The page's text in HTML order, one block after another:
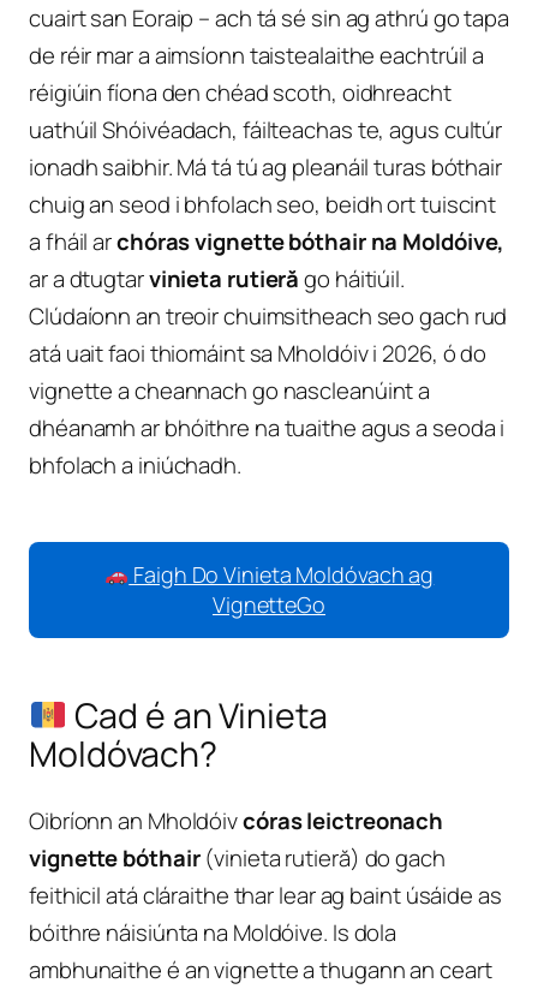
cuairt san Eoraip – ach tá sé sin ag athrú go tapa
de réir mar a aimsíonn taistealaithe eachtrúil a
réigiúin fíona den chéad scoth, oidhreacht
uathúil Shóivéadach, fáilteachas te, agus cultúr
ionadh saibhir. Má tá tú ag pleanáil turas bóthair
chuig an seod i bhfolach seo, beidh ort tuiscint
a fháil archóras vignette bóthair na Moldóive,
ar a dtugtarvinieta rutierăgo háitiúil.
Clúdaíonn an treoir chuimsitheach seo gach rud
atá uait faoi thiomáint sa Mholdóiv i 2026, ó do
vignette a cheannach go nascleanúint a
dhéanamh ar bhóithre na tuaithe agus a seoda i
bhfolach a iniúchadh.
Faigh Do Vinieta Moldóvach ag
VignetteGo
Cad é an Vinieta
Moldóvach?
Oibríonn an Mholdóivcóras leictreonach
vignette bóthair(vinieta rutieră) do gach
feithicil atá cláraithe thar lear ag baint úsáide as
bóithre náisiúnta na Moldóive. Is dola
ambhunaithe é an vignette a thugann an ceart